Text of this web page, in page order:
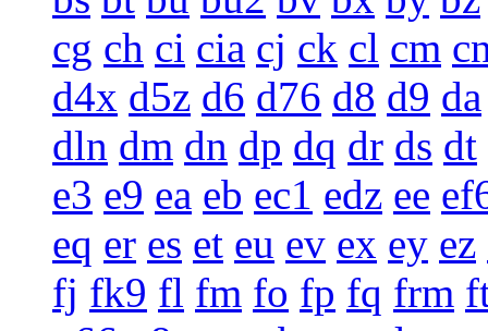
cg ch ci cia cj ck cl cm
d4x d5z d6 d76 d8 d9 da
dln dm dn dp dq dr ds dt
e3 e9 ea eb ec1 edz ee
eq er es et eu ev ex ey ez
fj fk9 fl fm fo fp fq frm